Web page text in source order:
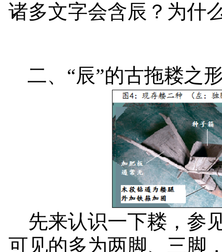
诸多文字会含辰？为什
二、“辰”的古拖耧之
先来认识一下耧，参
可见的多为两脚、三脚